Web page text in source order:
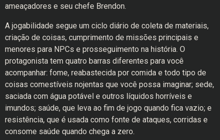
ameaçadores e seu chefe Brendon.
A jogabilidade segue um ciclo diário de coleta de materiais,
criação de coisas, cumprimento de missões principais e
menores para NPCs e prosseguimento na história. O
protagonista tem quatro barras diferentes para você
acompanhar: fome, reabastecida por comida e todo tipo de
coisas comestíveis nojentas que você possa imaginar; sede,
saciada com água potável e outros líquidos horríveis e
imundos; saúde, que leva ao fim de jogo quando fica vazio; e
resistência, que é usada como fonte de ataques, corridas e
consome saúde quando chega a zero.